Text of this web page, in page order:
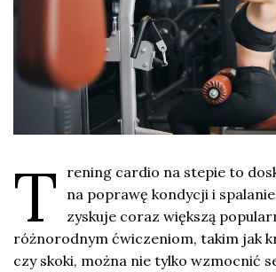
T
rening cardio na stepie to
na poprawę kondycji i
zyskuje coraz większą
różnorodnym ćwiczeniom, takim jak
czy skoki, można nie tylko wzmocnić